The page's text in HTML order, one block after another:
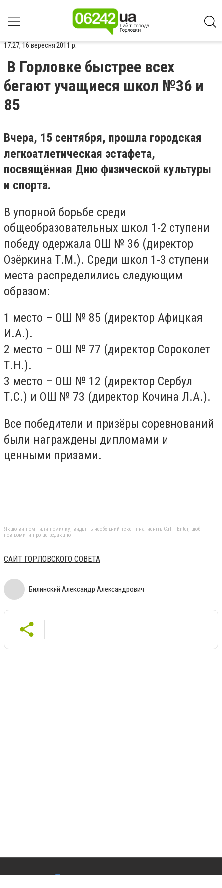
17:27, 16 вересня 2011 р.
В Горловке быстрее всех
бегают учащиеся школ №36 и
85
Вчера, 15 сентября, прошла городская
легкоатлетическая эстафета,
посвящённая Дню физической культуры
и спорта.
В упорной борьбе среди
общеобразовательных школ 1-2 ступени
победу одержала ОШ № 36 (директор
Озёркина Т.М.). Среди школ 1-3 ступени
места распределились следующим
образом:
1 место – ОШ № 85 (директор Афицкая
И.А.).
2 место – ОШ № 77 (директор Сороколет
Т.Н.).
3 место – ОШ № 12 (директор Сербул
Т.С.) и ОШ № 73 (директор Кочина Л.А.).
Все победители и призёры соревнований
были награждены дипломами и
ценными призами.
Якщо ви помітили помилку, виділіть необхідний текст і натисніть Ctrl + Enter, щоб
повідомити про це редакцію
САЙТ ГОРЛОВСКОГО СОВЕТА
Билинский Александр Александрович